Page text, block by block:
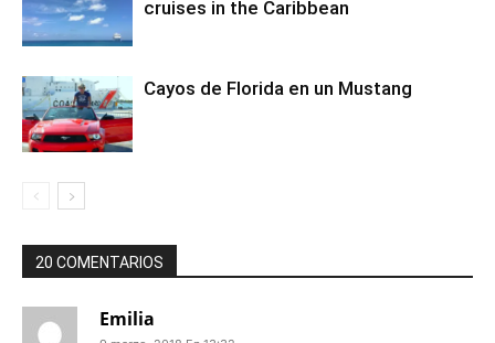
cruises in the Caribbean
Cayos de Florida en un Mustang
20 COMENTARIOS
Emilia